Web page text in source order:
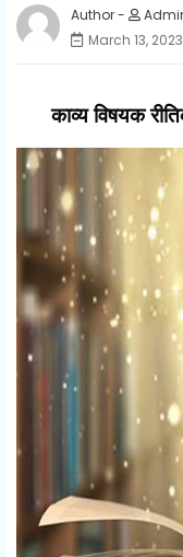
March 13, 2023
काव्य विषयक